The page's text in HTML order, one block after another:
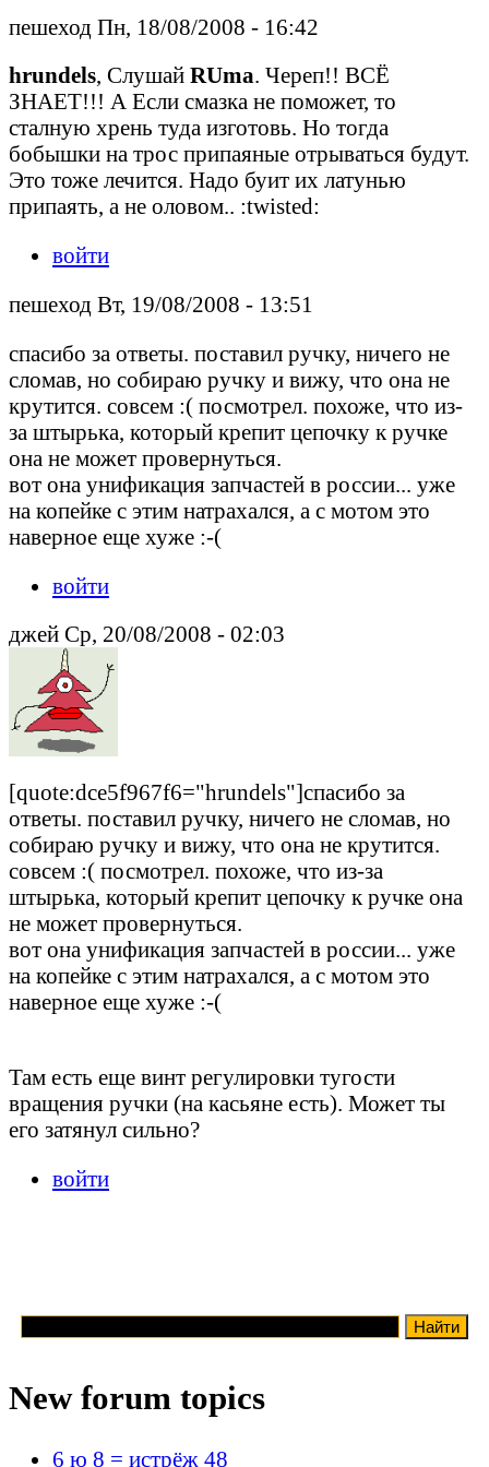
пешеход Пн, 18/08/2008 - 16:42
hrundels, Cлушай RUmа. Череп!! ВСЁ
ЗНАЕТ!!! А Если смазка не поможет, то
сталную хрень туда изготовь. Но тогда
бобышки на трос припаяные отрываться будут.
Это тоже лечится. Надо буит их латунью
припаять, а не оловом.. :twisted:
войти
пешеход Вт, 19/08/2008 - 13:51
спасибо за ответы. поставил ручку, ничего не
сломав, но собираю ручку и вижу, что она не
крутится. совсем :( посмотрел. похоже, что из-
за штырька, который крепит цепочку к ручке
она не может провернуться.
вот она унификация запчастей в россии... уже
на копейке с этим натрахался, а с мотом это
наверное еще хуже :-(
войти
джей Ср, 20/08/2008 - 02:03
[quote:dce5f967f6="hrundels"]спасибо за
ответы. поставил ручку, ничего не сломав, но
собираю ручку и вижу, что она не крутится.
совсем :( посмотрел. похоже, что из-за
штырька, который крепит цепочку к ручке она
не может провернуться.
вот она унификация запчастей в россии... уже
на копейке с этим натрахался, а с мотом это
наверное еще хуже :-(
Там есть еще винт регулировки тугости
вращения ручки (на касьяне есть). Может ты
его затянул сильно?
войти
New forum topics
6 ю 8 = истрёж 48